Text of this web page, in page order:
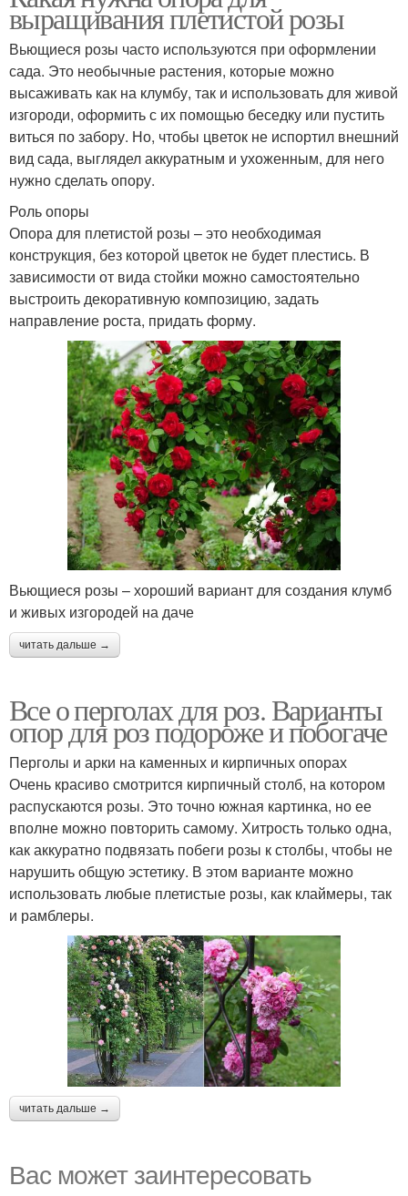
выращивания плетистой розы
Вьющиеся розы часто используются при оформлении
сада. Это необычные растения, которые можно
высаживать как на клумбу, так и использовать для живой
изгороди, оформить с их помощью беседку или пустить
виться по забору. Но, чтобы цветок не испортил внешний
вид сада, выглядел аккуратным и ухоженным, для него
нужно сделать опору.
Роль опоры
Опора для плетистой розы – это необходимая
конструкция, без которой цветок не будет плестись. В
зависимости от вида стойки можно самостоятельно
выстроить декоративную композицию, задать
направление роста, придать форму.
Вьющиеся розы – хороший вариант для создания клумб
и живых изгородей на даче
читать дальше →
Все о перголах для роз. Варианты
опор для роз подороже и побогаче
Перголы и арки на каменных и кирпичных опорах
Очень красиво смотрится кирпичный столб, на котором
распускаются розы. Это точно южная картинка, но ее
вполне можно повторить самому. Хитрость только одна,
как аккуратно подвязать побеги розы к столбы, чтобы не
нарушить общую эстетику. В этом варианте можно
использовать любые плетистые розы, как клаймеры, так
и рамблеры.
читать дальше →
Вас может заинтересовать